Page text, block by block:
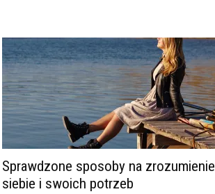
Sprawdzone sposoby na zrozumienie
siebie i swoich potrzeb